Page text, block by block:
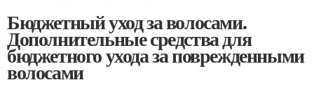
Бюджетный уход за волосами.
Дополнительные средства для
бюджетного ухода за поврежденными
волосами